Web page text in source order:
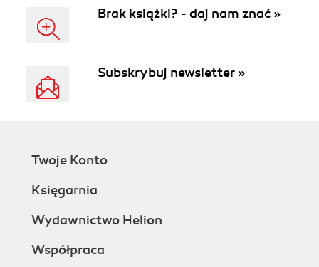
Brak książki? - daj nam znać »
Subskrybuj newsletter »
Twoje Konto
Księgarnia
Wydawnictwo Helion
Współpraca